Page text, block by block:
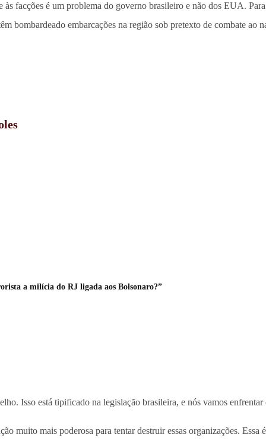
facções é um problema do governo brasileiro e não dos EUA.
bombardeado embarcações na região sob pretexto de combate ao
a milícia do RJ ligada aos Bolsonaro?”
Isso está tipificado na legislação brasileira, e nós vamos enfrentar
muito mais poderosa para tentar destruir essas organizações. Essa